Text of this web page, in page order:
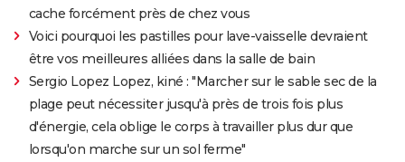
cache forcément près de chez vous
Voici pourquoi les pastilles pour lave-vaisselle devraient
être vos meilleures alliées dans la salle de bain
Sergio Lopez Lopez, kiné : "Marcher sur le sable sec de la
plage peut nécessiter jusqu'à près de trois fois plus
d'énergie, cela oblige le corps à travailler plus dur que
lorsqu'on marche sur un sol ferme"